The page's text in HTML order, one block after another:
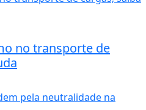
no transporte de